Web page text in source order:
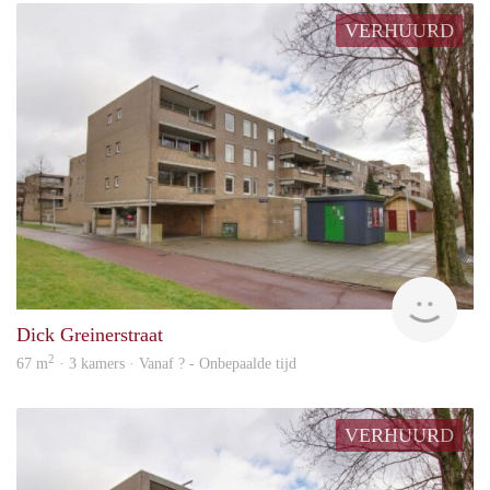
VERHUURD
rent
Dick Greinerstraat
67 m2 · 3 kamers · Vanaf ? - Onbepaalde tijd
VERHUURD